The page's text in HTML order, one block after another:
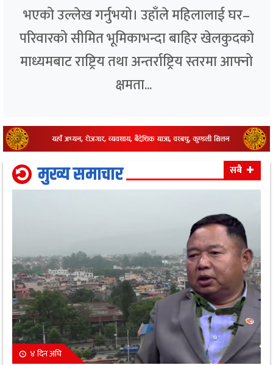
भएको उल्लेख गर्नुभयो। उहाँले महिलालाई घर–
परिवारको सीमित भूमिकाभन्दा बाहिर खेलकुदको
माध्यमबाट राष्ट्रिय तथा अन्तर्राष्ट्रिय स्तरमा आफ्नो
क्षमता...
मुख्य समाचार सबै
४ दिन अघि